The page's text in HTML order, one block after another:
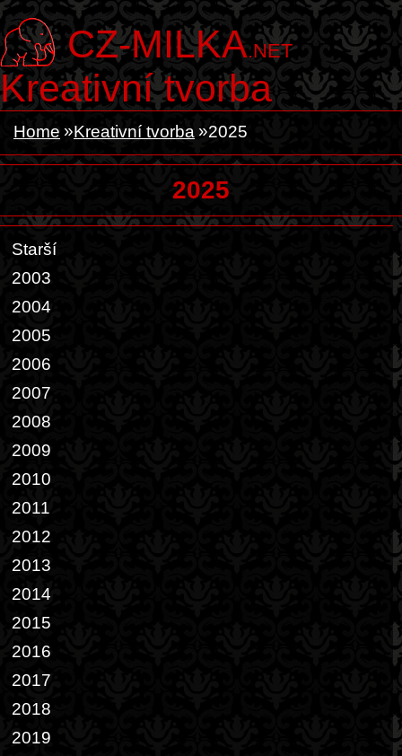
CZ-MILKA.NET
Kreativní tvorba
Home Kreativní tvorba 2025
2025
Starší
2003
2004
2005
2006
2007
2008
2009
2010
2011
2012
2013
2014
2015
2016
2017
2018
2019